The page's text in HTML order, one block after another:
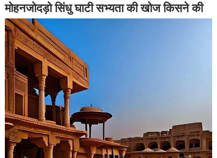
मोहनजोदड़ो सिंधु घाटी सभ्यता की खोज किसने की